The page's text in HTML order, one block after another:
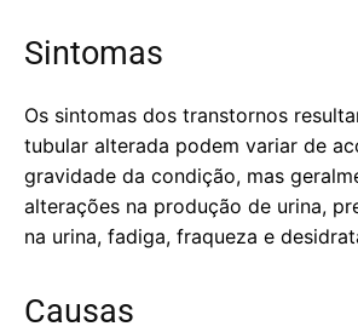
Sintomas
Os sintomas dos transtornos
tubular alterada podem variar de
gravidade da condição, mas
alterações na produção de urina,
na urina, fadiga, fraqueza e
Causas